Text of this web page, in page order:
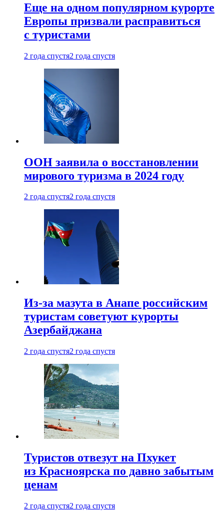
Еще на одном популярном курорте
Европы призвали расправиться
с туристами
2 года спустя2 года спустя
ООН заявила о восстановлении
мирового туризма в 2024 году
2 года спустя2 года спустя
Из-за мазута в Анапе российским
туристам советуют курорты
Азербайджана
2 года спустя2 года спустя
Туристов отвезут на Пхукет
из Красноярска по давно забытым
ценам
2 года спустя2 года спустя